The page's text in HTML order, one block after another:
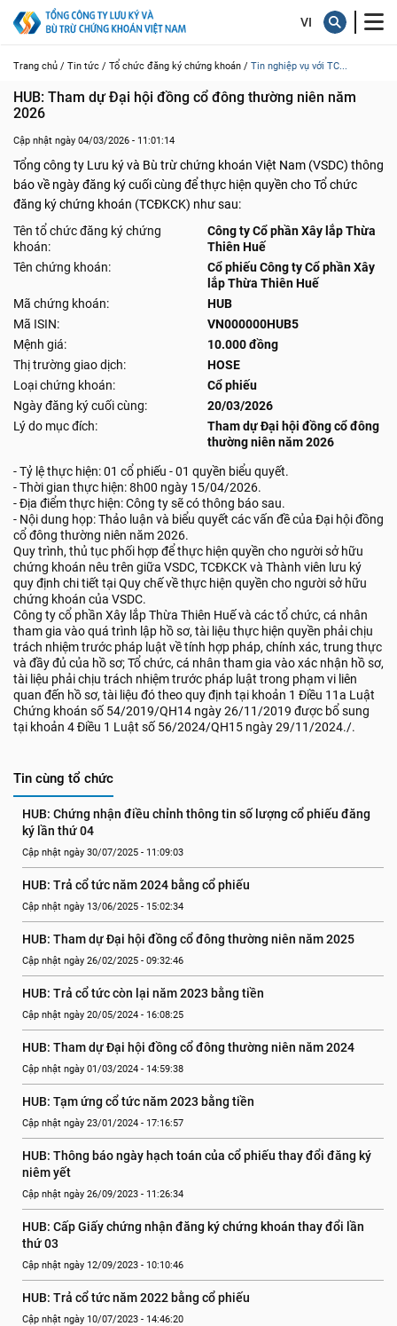
Trang chủ / Tin tức / Tổ chức đăng ký chứng khoán / Tin nghiệp vụ với TC...
HUB: Tham dự Đại hội đồng cổ đông thường niên năm
2026
Cập nhật ngày 04/03/2026 - 11:01:14
Tổng công ty Lưu ký và Bù trừ chứng khoán Việt Nam (VSDC) thông
báo về ngày đăng ký cuối cùng để thực hiện quyền cho Tổ chức
đăng ký chứng khoán (TCĐKCK) như sau:
Tên tổ chức đăng ký chứng
khoán:
Công ty Cổ phần Xây lắp Thừa
Thiên Huế
Tên chứng khoán:
Cổ phiếu Công ty Cổ phần Xây
lắp Thừa Thiên Huế
Mã chứng khoán:
HUB
Mã ISIN:
VN000000HUB5
Mệnh giá:
10.000 đồng
Thị trường giao dịch:
HOSE
Loại chứng khoán:
Cổ phiếu
Ngày đăng ký cuối cùng:
20/03/2026
Lý do mục đích:
Tham dự Đại hội đồng cổ đông
thường niên năm 2026
- Tỷ lệ thực hiện: 01 cổ phiếu - 01 quyền biểu quyết.
- Thời gian thực hiện: 8h00 ngày 15/04/2026.
- Địa điểm thực hiện: Công ty sẽ có thông báo sau.
- Nội dung họp: Thảo luận và biểu quyết các vấn đề của Đại hội đồng
cổ đông thường niên năm 2026.
Quy trình, thủ tục phối hợp để thực hiện quyền cho người sở hữu
chứng khoán nêu trên giữa VSDC, TCĐKCK và Thành viên lưu ký
quy định chi tiết tại Quy chế về thực hiện quyền cho người sở hữu
chứng khoán của VSDC.
Công ty cổ phần Xây lắp Thừa Thiên Huế và các tổ chức, cá nhân
tham gia vào quá trình lập hồ sơ, tài liệu thực hiện quyền phải chịu
trách nhiệm trước pháp luật về tính hợp pháp, chính xác, trung thực
và đầy đủ của hồ sơ; Tổ chức, cá nhân tham gia vào xác nhận hồ sơ,
tài liệu phải chịu trách nhiệm trước pháp luật trong phạm vi liên
quan đến hồ sơ, tài liệu đó theo quy định tại khoản 1 Điều 11a Luật
Chứng khoán số 54/2019/QH14 ngày 26/11/2019 được bổ sung
tại khoản 4 Điều 1 Luật số 56/2024/QH15 ngày 29/11/2024./.
Tin cùng tổ chức
HUB: Chứng nhận điều chỉnh thông tin số lượng cổ phiếu đăng
ký lần thứ 04
Cập nhật ngày 30/07/2025 - 11:09:03
HUB: Trả cổ tức năm 2024 bằng cổ phiếu
Cập nhật ngày 13/06/2025 - 15:02:34
HUB: Tham dự Đại hội đồng cổ đông thường niên năm 2025
Cập nhật ngày 26/02/2025 - 09:32:46
HUB: Trả cổ tức còn lại năm 2023 bằng tiền
Cập nhật ngày 20/05/2024 - 16:08:25
HUB: Tham dự Đại hội đồng cổ đông thường niên năm 2024
Cập nhật ngày 01/03/2024 - 14:59:38
HUB: Tạm ứng cổ tức năm 2023 bằng tiền
Cập nhật ngày 23/01/2024 - 17:16:57
HUB: Thông báo ngày hạch toán của cổ phiếu thay đổi đăng ký
niêm yết
Cập nhật ngày 26/09/2023 - 11:26:34
HUB: Cấp Giấy chứng nhận đăng ký chứng khoán thay đổi lần
thứ 03
Cập nhật ngày 12/09/2023 - 10:10:46
HUB: Trả cổ tức năm 2022 bằng cổ phiếu
Cập nhật ngày 10/07/2023 - 14:46:20